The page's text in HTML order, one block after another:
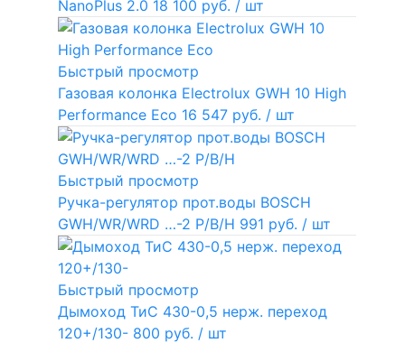
NanoPlus 2.0 18 100 руб. / шт
Быстрый просмотр
Газовая колонка Electrolux GWH 10 High
Performance Eco 16 547 руб. / шт
Быстрый просмотр
Ручка-регулятор прот.воды BOSCH
GWH/WR/WRD …-2 P/B/H 991 руб. / шт
Быстрый просмотр
Дымоход ТиС 430-0,5 нерж. переход
120+/130- 800 руб. / шт